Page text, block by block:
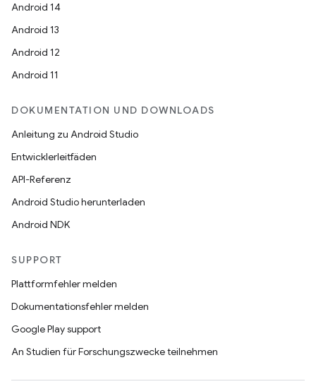
Android 14
Android 13
Android 12
Android 11
DOKUMENTATION UND DOWNLOADS
Anleitung zu Android Studio
Entwicklerleitfäden
API-Referenz
Android Studio herunterladen
Android NDK
SUPPORT
Plattformfehler melden
Dokumentationsfehler melden
Google Play support
An Studien für Forschungszwecke teilnehmen